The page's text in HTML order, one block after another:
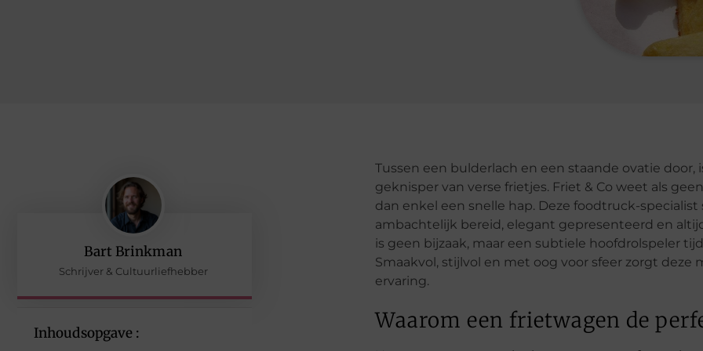
Bart Brinkman
Schrijver & Cultuurliefhebber
Inhoudsopgave :
Tussen een bulderlach en een staande ovatie
geknisper van verse frietjes. Friet & Co weet als
dan enkel een snelle hap. Deze foodtruck-
ambachtelijk bereid, elegant gepresenteerd en
is geen bijzaak, maar een subtiele hoofdrolspeler
Smaakvol, stijlvol en met oog voor sfeer zorgt
ervaring.
Waarom een frietwagen de